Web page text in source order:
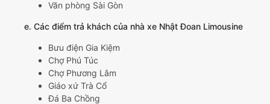
Văn phòng Sài Gòn
e. Các điểm trả khách của nhà xe Nhật Đoan Limousine
Bưu điện Gia Kiệm
Chợ Phú Túc
Chợ Phương Lâm
Giáo xứ Trà Cổ
Đá Ba Chồng